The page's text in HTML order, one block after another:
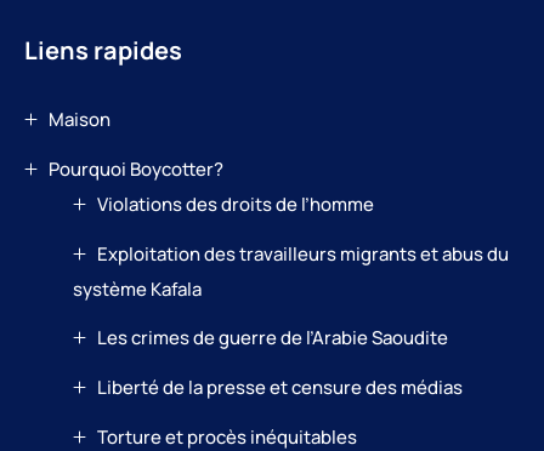
Liens rapides
Maison
Pourquoi Boycotter?
Violations des droits de l’homme
Exploitation des travailleurs migrants et abus du
système Kafala
Les crimes de guerre de l’Arabie Saoudite
Liberté de la presse et censure des médias
Torture et procès inéquitables